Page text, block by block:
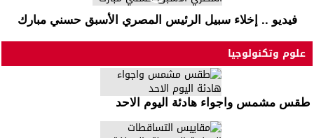
فيديو .. إخلاء سبيل الرئيس المصري الأسبق حسني مبارك
علوم وتكنولوجيا
طقس مشمس واجواء هادئة اليوم الاحد